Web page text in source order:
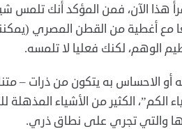
هذا الآن، فمن المؤكد أنك
مع أغطية من القطن المصري
الوهم، لكنك فعليا لا تلمسه.
الاحساس به يتكون من ذرات –
الكم”، الكثير من الأشياء المذهلة
والتي تجري على نطاق ذري.